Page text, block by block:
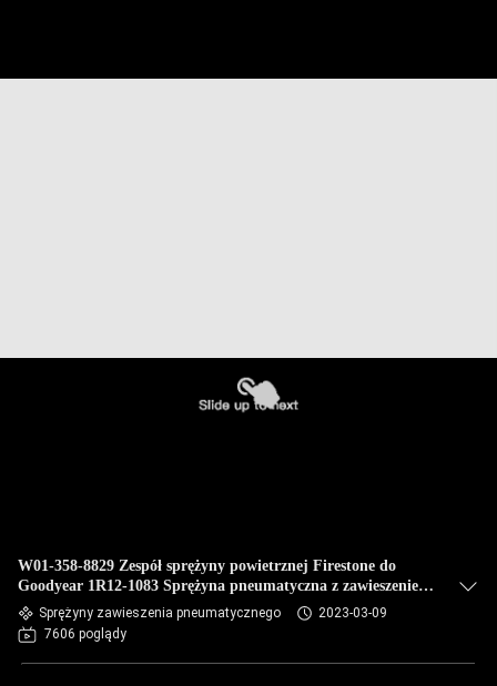
W01-358-8829 Zespół sprężyny powietrznej Firestone do
Goodyear 1R12-1083 Sprężyna pneumatyczna z zawieszeniem
pneumatycznym
Sprężyny zawieszenia pneumatycznego
2023-03-09
7606 poglądy